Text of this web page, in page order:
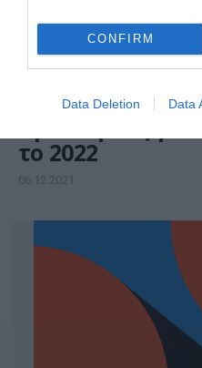
CONFIRM
Data Deletion Data
ΕΠΙΧΕΙΡΗΣΕΙΣ
Τιμές και e-
το 2022
06.12.2021